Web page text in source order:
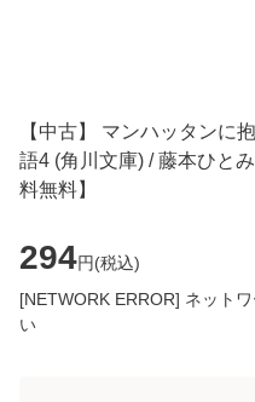
【中古】 マンハッタンに
語4 (角川文庫) / 藤本ひと
料無料】
294円(税込)
[NETWORK ERROR] ネット
い